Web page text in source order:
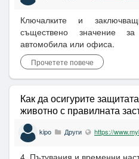
Ключалките и
съществено значение
автомобила или офиса.
Прочетете повече
Как да осигурите
животно с правилната
kipo Други https://
4. Пътувания и временни